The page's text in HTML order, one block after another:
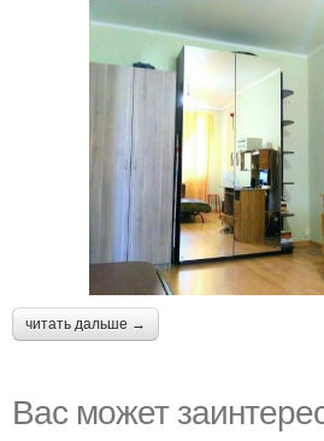
читать дальше →
Вас может